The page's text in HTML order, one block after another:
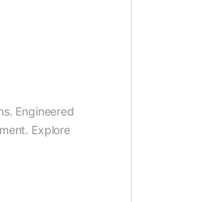
Engineered
Explore